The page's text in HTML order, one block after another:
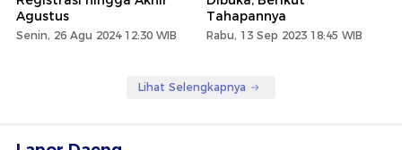
Agustus
Senin, 26 Agu 2024 12:30 WIB
Tahapannya
Rabu, 13 Sep 2023 18:45 WIB
Lihat Selengkapnya